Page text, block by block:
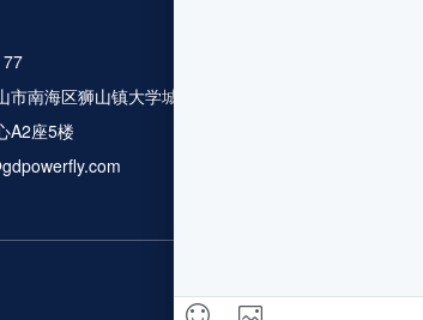
南海区狮山镇大学城广工大数控
A2座5楼